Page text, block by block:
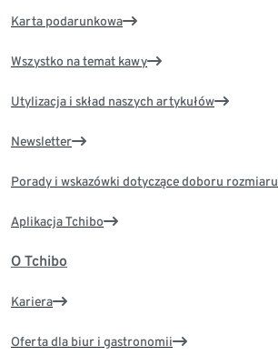
Karta podarunkowa
Wszystko na temat kawy
Utylizacja i skład naszych artykułów
Newsletter
Porady i wskazówki dotyczące doboru rozmiaru
Aplikacja Tchibo
O Tchibo
Kariera
Oferta dla biur i gastronomii